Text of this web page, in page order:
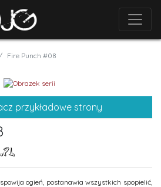
Fire Punch #08
przykładowe strony
ogień, postanawia wszystkich spopielić,